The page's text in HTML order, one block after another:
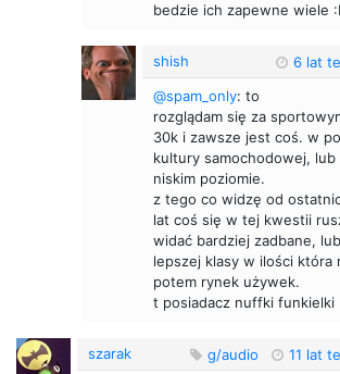
bedzie ich zapewne wiele
shish
6 lat
@spam_only: to
rozglądam się za
30k i zawsze jest coś. w
kultury samochodowej,
niskim poziomie.
z tego co widzę od
lat coś się w tej kwestii
widać bardziej zadbane,
lepszej klasy w ilości która
potem rynek używek.
t posiadacz nuffki funkielki
szarak
g/audio 11 lat